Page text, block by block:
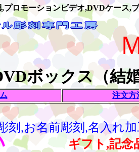
プロモーションビデオ,DVDケース,
刻,お名前彫刻,名入れ
注文方
ボックス（結
ギフト,記念